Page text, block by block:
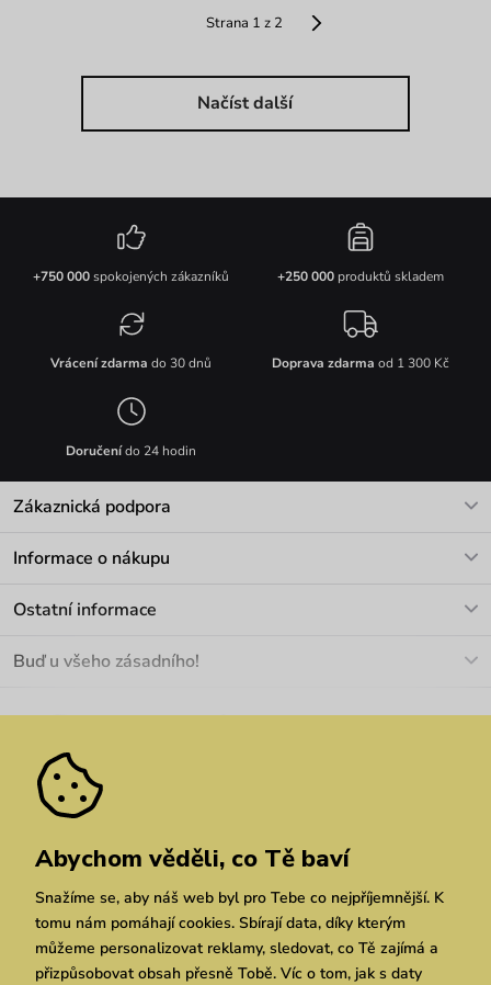
Strana 1 z 2
Načíst další
+750 000spokojených zákazníků +250 000produktů skladem
Vrácení zdarma do 30 dnů Doprava zdarma od 1 300 Kč
Doručenído 24 hodin
Zákaznická podpora
Informace o nákupu
Materiály a údržba
Pozáruční opravy
Ostatní informace
Velkoobchod
We Care
Dárkové poukazy
Vuchlook
Prodejny
Praha Brno Chrudim
Buď u všeho zásadního!
Zásady ochrany osobních údajů
Abychom věděli, co Tě baví
Snažíme se, aby náš web byl pro Tebe co nejpříjemnější. K
tomu nám pomáhají cookies. Sbírají data, díky kterým
můžeme personalizovat reklamy, sledovat, co Tě zajímá a
přizpůsobovat obsah přesně Tobě. Víc o tom, jak s daty